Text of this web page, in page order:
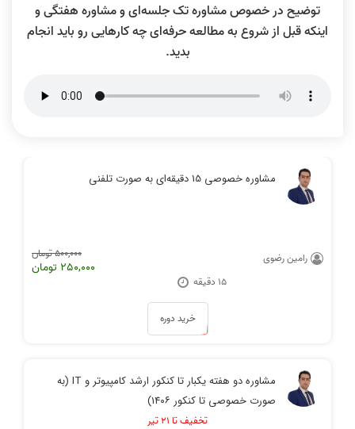
توضیح در خصوص مشاوره تک جلسه‌ای و مشاوره هفتگی و
اینکه قبل از شروع به مطالعه حرفه‌ای چه کارهایی رو باید انجام
بدید.
مشاوره خصوصی 15 دقیقه‌ای به صورت تلفنی
500,000 تومان
250,000 تومان
رامین رضوی
15 دقیقه
خرید دوره
مشاوره دو هفته یکبار تا کنکور ارشد کامپیوتر و IT (به
صورت خصوصی تا کنکور ۱۴۰۶)
تخفیف تا ۲۱ تیر